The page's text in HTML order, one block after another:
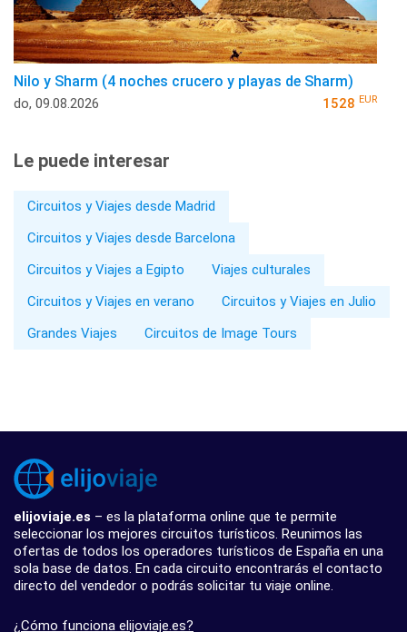
Nilo y Sharm (4 noches crucero y playas de Sharm)
do, 09.08.2026 1528 EUR
Le puede interesar
Circuitos y Viajes desde Madrid
Circuitos y Viajes desde Barcelona
Circuitos y Viajes a Egipto
Viajes culturales
Circuitos y Viajes en verano
Circuitos y Viajes en Julio
Grandes Viajes
Circuitos de Image Tours
elijoviaje.es – es la plataforma online que te permite
seleccionar los mejores circuitos turísticos. Reunimos las
ofertas de todos los operadores turísticos de España en una
sola base de datos. En cada circuito encontrarás el contacto
directo del vendedor o podrás solicitar tu viaje online.
¿Cómo funciona elijoviaje.es?